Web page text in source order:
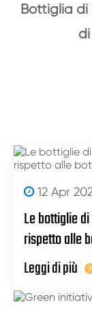
Bottiglia di
12 Apr
Le bottiglie
rispetto alle
Leggi di più